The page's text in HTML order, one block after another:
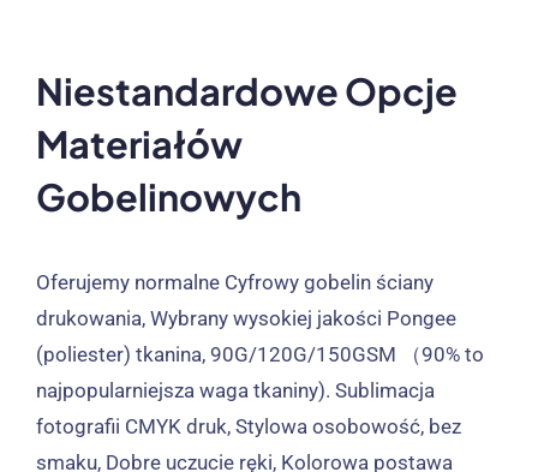
Niestandardowe Opcje
Materiałów
Gobelinowych
Oferujemy normalne Cyfrowy gobelin ściany
drukowania, Wybrany wysokiej jakości Pongee
(poliester) tkanina, 90G/120G/150GSM （90% to
najpopularniejsza waga tkaniny). Sublimacja
fotografii CMYKdruk, Stylowa osobowość, bez
smaku, Dobre uczucie ręki, Kolorowa postawa